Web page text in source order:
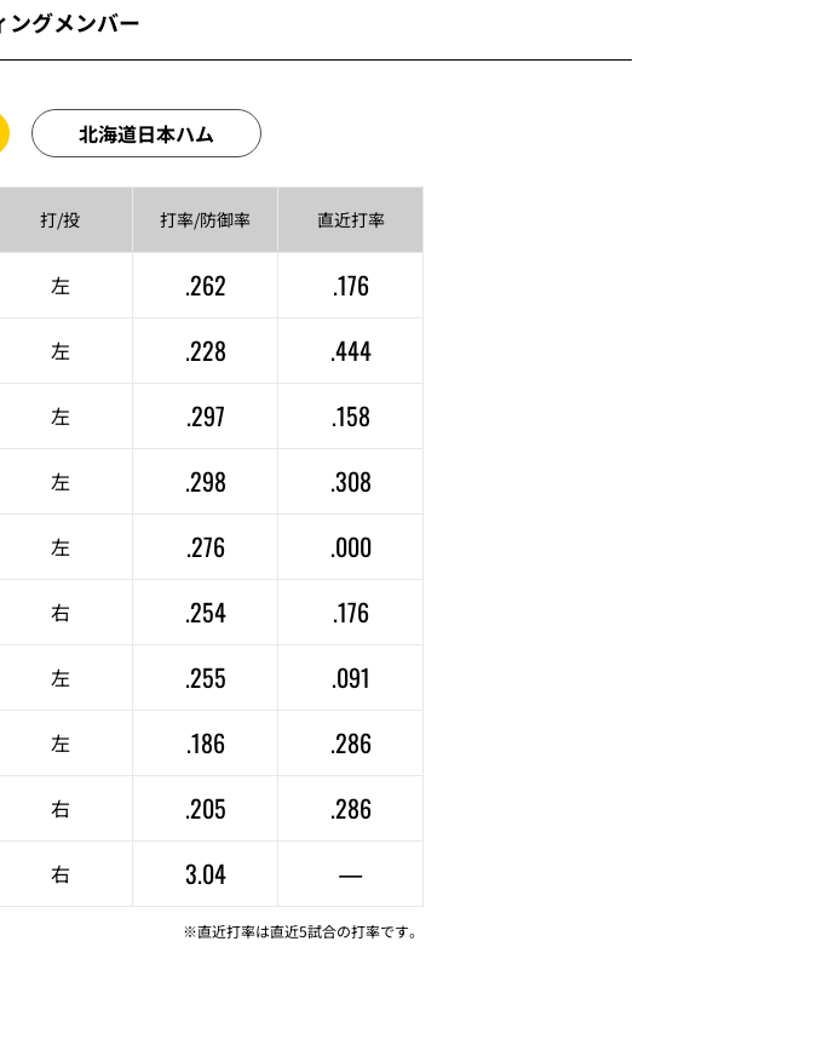
ングメンバー
北海道日本ハム
打/投 打率/防御率 直近打率
左 .262
.176
左 .228
.444
左 .297
.158
左 .298
.308
左 .276
.000
右 .254
.176
左 .255
.091
左 .186
.286
右 .205
.286
右 3.04 —
※直近打率は直近5試合の打率です。